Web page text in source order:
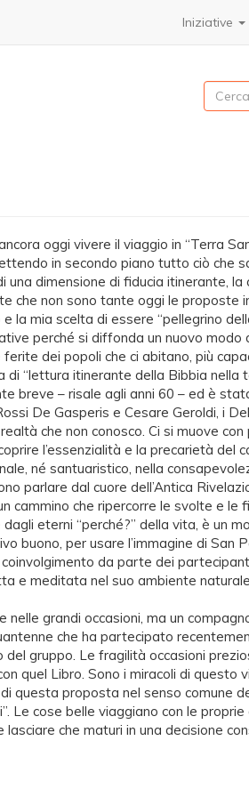
Iniziative
Cerca
oggi vivere il viaggio in “Terra
in secondo piano tutto ciò che
una dimensione di fiducia itinerante,
che non sono tante oggi le proposte
la mia scelta di essere “pellegrino
perché si diffonda un nuovo
dei popoli che ci abitano, più
di “lettura itinerante della Bibbia nella
breve – risale agli anni 60 – ed è
De Gasperis e Cesare Geroldi, i
che non conosco. Ci si muove
l’essenzialità e la precarietà
né santuaristico, nella
parlare dal cuore dell’Antica
cammino che ripercorre le svolte e
eterni “perché?” della vita, è un
buono, per usare l’immagine di San
da parte dei
e meditata nel suo ambiente
grandi occasioni, ma un
che ha partecipato
gruppo. Le fragilità occasioni
quel Libro. Sono i miracoli di questo
questa proposta nel senso comune
Le cose belle viaggiano con le
che maturi in una decisione